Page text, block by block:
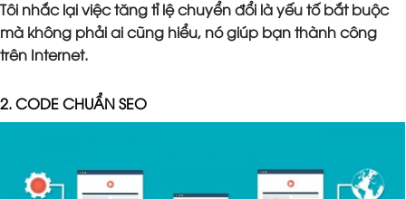
Tôi nhắc lại việc tăng tỉ lệ chuyển đổi là yếu tố bắt buộc
mà không phải ai cũng hiểu, nó giúp bạn thành công
trên Internet.
2. CODE CHUẨN SEO